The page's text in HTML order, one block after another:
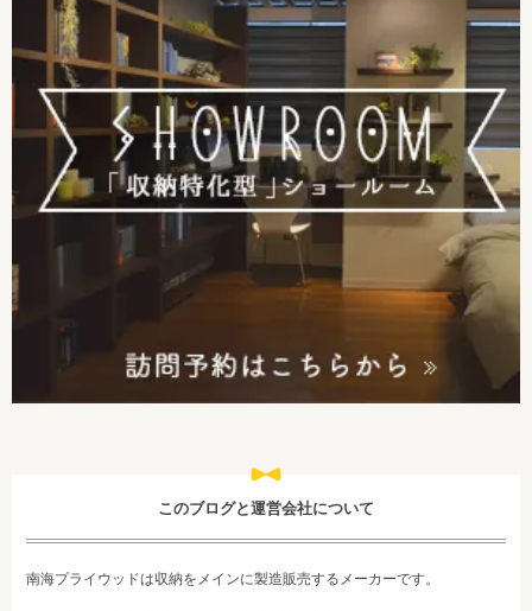
このブログと運営会社について
南海プライウッドは収納をメインに製造販売するメーカーです。